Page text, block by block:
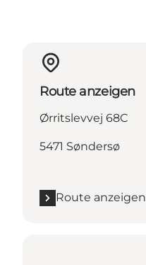
Route anzeigen
Ørritslevvej 68C
5471 Søndersø
Route anzeigen